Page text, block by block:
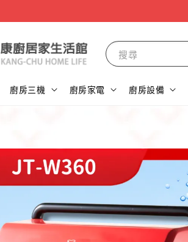
搜尋
廚房三機 廚房家電 廚房設備